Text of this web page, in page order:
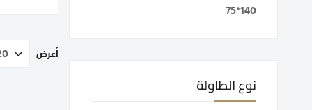
حالياأعرض
140*75
نوع الطاولة